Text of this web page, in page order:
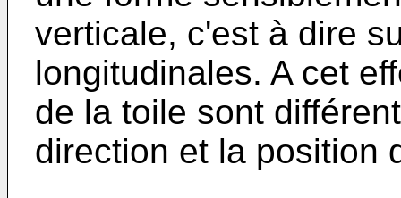
verticale, c'est à dire
longitudinales. A cet
de la toile sont
direction et la position